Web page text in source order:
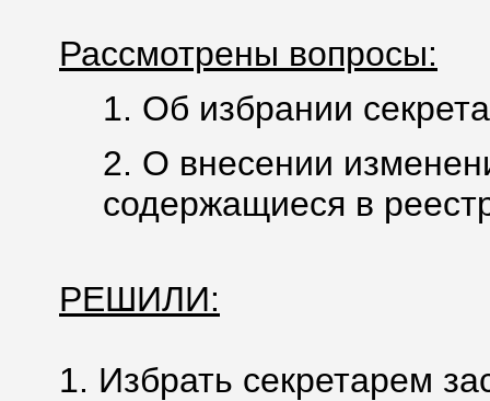
Рассмотрены вопросы:
1. Об избрании
2. О внесении
содержащиеся в
РЕШИЛИ:
1. Избрать секретарем